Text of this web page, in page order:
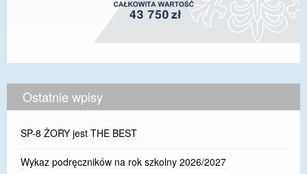
Ostatnie wpisy
SP-8 ŻORY jest THE BEST
Wykaz podręczników na rok szkolny 2026/2027